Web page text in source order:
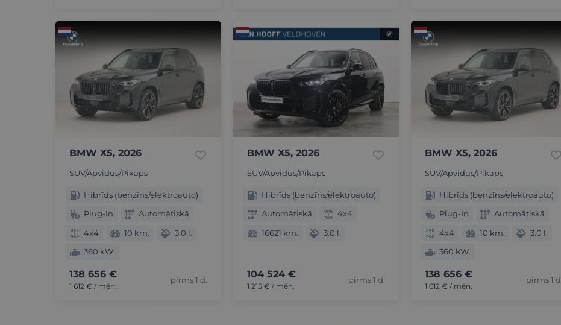
BMW X5, 2026
SUV/Apvidus/Pikaps
Hibrīds (benzīns/elektroauto)
Plug-In
Automātiskā
4x4
10 km.
3.0 l.
360 kW.
138 656 €
1 612 € / mēn.
pirms 1 d.
BMW X5, 2026
SUV/Apvidus/Pikaps
Hibrīds (benzīns/elektroauto)
Automātiskā
4x4
16621 km.
3.0 l.
104 524 €
1 215 € / mēn.
pirms 1 d.
BMW X5, 2026
SUV/Apvidus/Pikaps
Hibrīds (benzīns/elektroauto)
Plug-In
Automātiskā
4x4
10 km.
3.0 l.
360 kW.
138 656 €
1 612 € / mēn.
pirms 1 d.